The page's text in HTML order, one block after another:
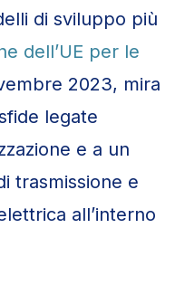
di sviluppo più
dell’UE per le
2023, mira
legate
e a un
trasmissione e
all’interno